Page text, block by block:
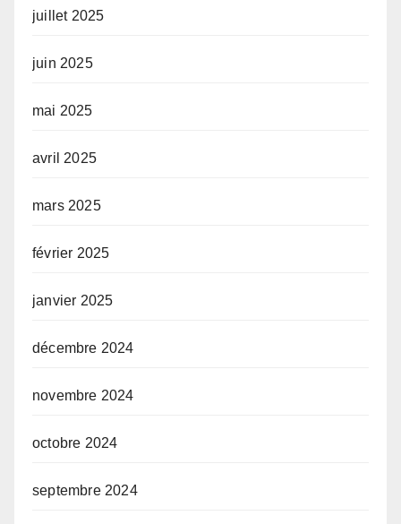
juillet 2025
juin 2025
mai 2025
avril 2025
mars 2025
février 2025
janvier 2025
décembre 2024
novembre 2024
octobre 2024
septembre 2024